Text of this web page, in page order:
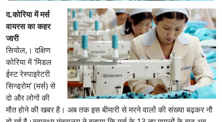
द.कोरिया में मर्स
वायरस का कहर
जारी
सियोल,। दक्षिण
कोरिया में ‘मिडल
ईस्ट रेस्पाइरेटरी
सिन्ड्रोम’ (मर्स) से
दो और लोगों की
मौत होने की खबर है। अब तक इस बीमारी से मरने वालों की संख्या बढ़कर नौ